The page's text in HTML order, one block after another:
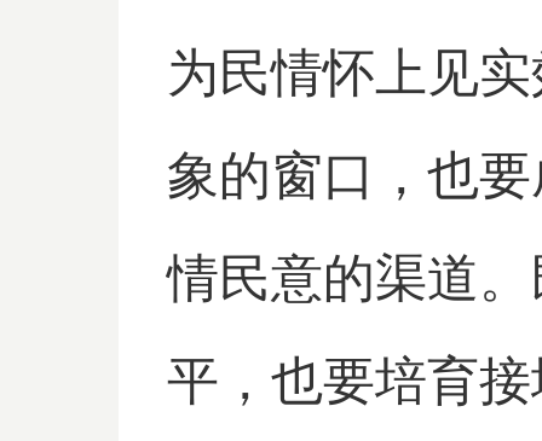
为民情怀上见
象的窗口，也
情民意的渠道
平，也要培育